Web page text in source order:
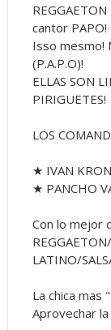
cantor PAPO!
Isso mesmo!
(P.A.P.O)!
ELLAS SON
PIRIGUETES!
LOS
★ IVAN
★ PANCHO
Con lo mejor
LATINO/
La chica mas
Aprovechar